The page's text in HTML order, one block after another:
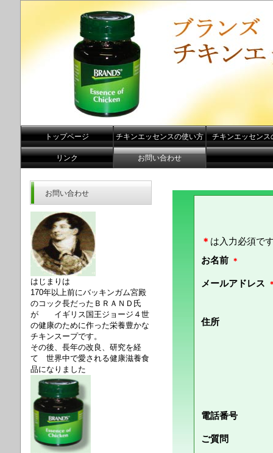
トップページ チキンエッセンスの使い方 チキンエッセンス
リンク お問い合わせ
お問い合わせ
はじまりは
170年以上前にバッキンガム宮殿
のコック長だったＢＲＡＮＤ氏
が イギリス国王ジョージ４世
の健康のために作った栄養豊かな
チキンスープです。
その後、長年の改良、研究を経
て 世界中で愛される健康滋養食
品になりました